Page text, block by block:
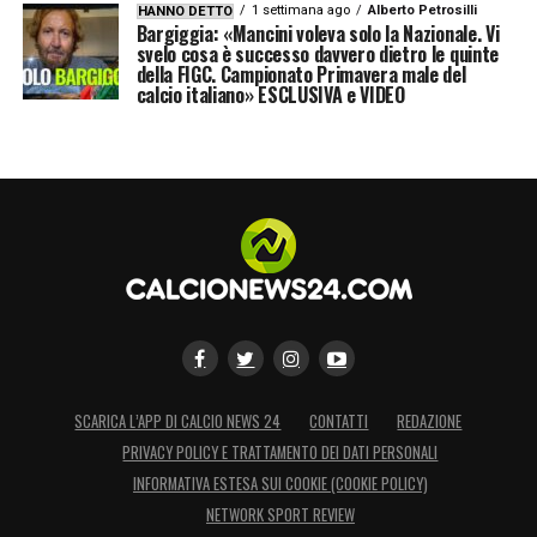
HANNO DETTO 1 settimana ago Alberto Petrosilli
Bargiggia: «Mancini voleva solo la Nazionale. Vi
svelo cosa è successo davvero dietro le quinte
della FIGC. Campionato Primavera male del
calcio italiano» ESCLUSIVA e VIDEO
SCARICA L’APP DI CALCIO NEWS 24 CONTATTI
REDAZIONE
PRIVACY POLICY E TRATTAMENTO DEI DATI PERSONALI
INFORMATIVA ESTESA SUI COOKIE (COOKIE POLICY)
NETWORK SPORT REVIEW